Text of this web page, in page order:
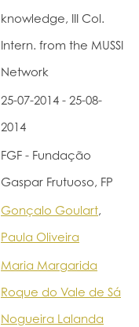
knowledge, III Col.
Intern. from the MUSSI
Network
25-07-2014 - 25-08-
2014
FGF - Fundação
Gaspar Frutuoso, FP
Gonçalo Goulart,
Paula Oliveira
Maria Margarida
Roque do Vale de Sá
Nogueira Lalanda